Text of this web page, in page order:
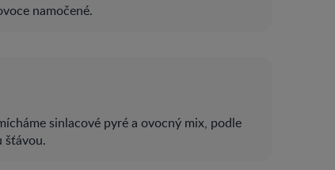
namočené.
sinlacové pyré a ovocný mix, podle
šťávou.